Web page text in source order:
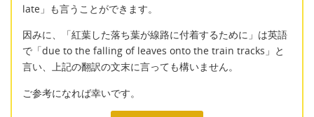
late」も言うことができます。
因みに、「紅葉した落ち葉が線路に付着するために」は英語
で「due to the falling of leaves onto the train tracks」と
言い、上記の翻訳の文末に言っても構いません。
ご参考になれば幸いです。